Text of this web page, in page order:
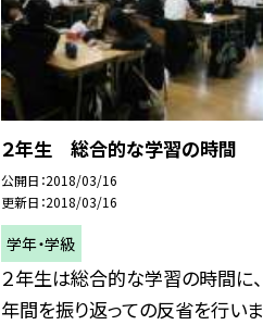
２年生 総合的な学習の時間
公開日 2018/03/16
更新日 2018/03/16
学年・学級
２年生は総合的な学習の時間に、
年間を振り返っての反省を行い